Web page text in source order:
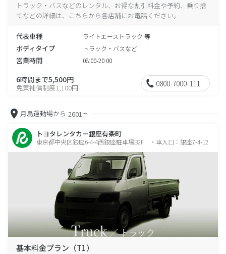
トラック・バスなどのレンタル、お得な割引料金や予約、乗り捨
てなどの詳細は、こちらから各店舗にお電話ください。
代表車種 ライトエーストラック 等
ボディタイプ トラック・バスなど
営業時間 08:00-20:00
6時間まで5,500円
免責補償制度1,100円 0800-7000-111
月島運動場から 2601m
トヨタレンタカー銀座有楽町
東京都中央区銀座6-4-4西銀座駐車場B2F ・車入口：銀座7-4-12
基本料金プラン（T1）